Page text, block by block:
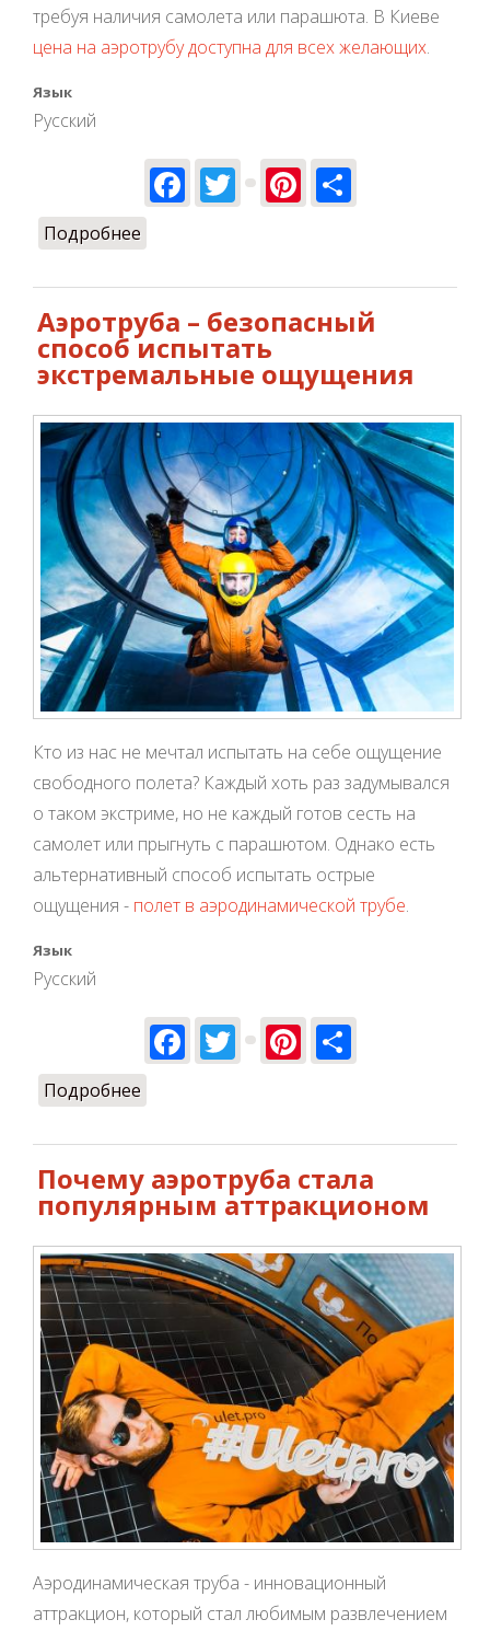
требуя наличия самолета или парашюта. В Киеве
цена на аэротрубу доступна для всех желающих.
Язык
Русский
Facebook
TwitterPinterest
Подробнее
Аэротруба – безопасный
способ испытать
экстремальные ощущения
Кто из нас не мечтал испытать на себе ощущение
свободного полета? Каждый хоть раз задумывался
о таком экстриме, но не каждый готов сесть на
самолет или прыгнуть с парашютом. Однако есть
альтернативный способ испытать острые
ощущения - полет в аэродинамической трубе.
Язык
Русский
Facebook
TwitterPinterest
Подробнее
Почему аэротруба стала
популярным аттракционом
Аэродинамическая труба - инновационный
аттракцион, который стал любимым развлечением